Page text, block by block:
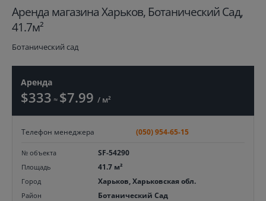
Aренда магазина Харьков, Ботанический Сад,
41.7м²
Ботанический сад
Аренда
$333 ≈ $7.99 / м²
Телефон менеджера (050) 954-65-15
№ объекта SF-54290
Площадь 41.7 м²
Город Харьков, Харьковская обл.
Район Ботанический Сад